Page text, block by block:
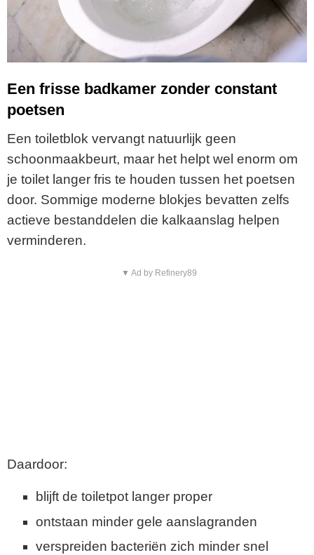
Een frisse badkamer zonder constant
poetsen
Een toiletblok vervangt natuurlijk geen
schoonmaakbeurt, maar het helpt wel enorm om
je toilet langer fris te houden tussen het poetsen
door. Sommige moderne blokjes bevatten zelfs
actieve bestanddelen die kalkaanslag helpen
verminderen.
▼ Ad by Refinery89
Daardoor:
blijft de toiletpot langer proper
ontstaan minder gele aanslagranden
verspreiden bacteriën zich minder snel